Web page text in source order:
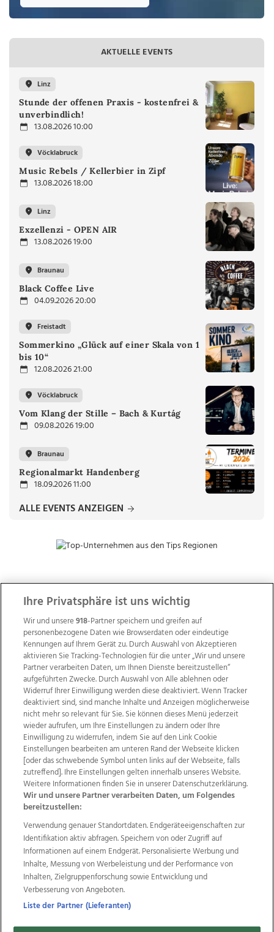
AKTUELLE EVENTS
Linz
Stunde der offenen Praxis - kostenfrei &
unverbindlich!
13.08.2026 10:00
Vöcklabruck
Music Rebels / Kellerbier in Zipf
13.08.2026 18:00
Linz
Exzellenzi - OPEN AIR
13.08.2026 19:00
Braunau
Black Coffee Live
04.09.2026 20:00
Freistadt
Sommerkino „Glück auf einer Skala von 1
bis 10“
12.08.2026 21:00
Vöcklabruck
Vom Klang der Stille – Bach & Kurtág
09.08.2026 19:00
Braunau
Regionalmarkt Handenberg
18.09.2026 11:00
ALLE EVENTS ANZEIGEN
ZUR NACHRICHTENÜBERSICHT
Wir über uns Mediadaten Kontakt
Jobs
Datenschutz
Impressum
AGB Anzeigekunden
AGB Website
Ehrenkodex Politische Werbung
Weitere Angebote des Medienhauses Wimmer
TV1 di-mog-i.at OÖNow
Ischler Woche
Life Radio
OÖNachrichten
OÖN Immobilien
OÖN Karriere
OÖN Reise
Promenaden Galerien
Regionaljobs
wasistlos.at
Ihre Privatsphäre ist uns wichtig
Wir und unsere918-Partner speichern und greifen auf
personenbezogene Daten wie Browserdaten oder eindeutige
Kennungen auf Ihrem Gerät zu. Durch Auswahl von Akzeptieren
aktivieren Sie Tracking-Technologien für die unter „Wir und unsere
Partner verarbeiten Daten, um Ihnen Dienste bereitzustellen“
aufgeführten Zwecke. Durch Auswahl von Alle ablehnen oder
Widerruf Ihrer Einwilligung werden diese deaktiviert. Wenn Tracker
deaktiviert sind, sind manche Inhalte und Anzeigen möglicherweise
nicht mehr so relevant für Sie. Sie können dieses Menü jederzeit
wieder aufrufen, um Ihre Einstellungen zu ändern oder Ihre
Einwilligung zu widerrufen, indem Sie auf den Link Cookie
Einstellungen bearbeiten am unteren Rand der Webseite klicken
[oder das schwebende Symbol unten links auf der Webseite, falls
zutreffend]. Ihre Einstellungen gelten innerhalb unseres Website.
Weitere Informationen finden Sie in unserer Datenschutzerklärung.
Wir und unsere Partner verarbeiten Daten, um Folgendes
bereitzustellen:
Verwendung genauer Standortdaten. Endgeräteeigenschaften zur
Identifikation aktiv abfragen. Speichern von oder Zugriff auf
Informationen auf einem Endgerät. Personalisierte Werbung und
Inhalte, Messung von Werbeleistung und der Performance von
Inhalten, Zielgruppenforschung sowie Entwicklung und
Verbesserung von Angeboten.
Liste der Partner (Lieferanten)